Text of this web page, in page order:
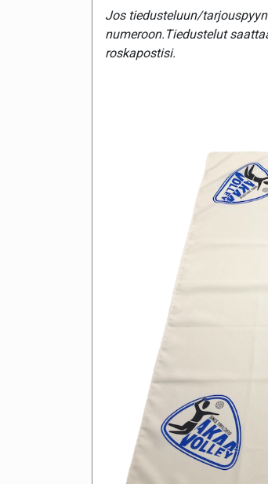
Jos tiedusteluun/
numeroon.Tiedustelut
roskapostisi.